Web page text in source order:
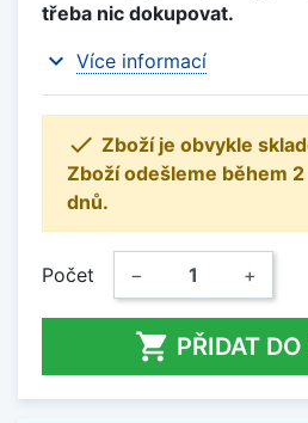
třeba nic dokupovat.
expand_more Více informací
 Zboží je obvykle
Zboží odešleme během
dnů.
Počet − +
 PŘIDAT